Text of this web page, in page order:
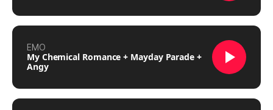
EMO
My Chemical Romance + Mayday Parade +
Angy